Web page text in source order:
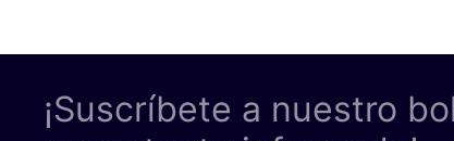
¡Suscríbete a nuestro